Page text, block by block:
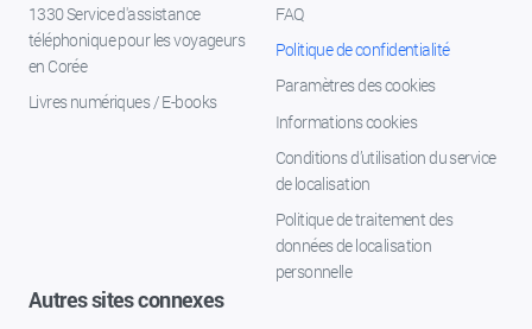
1330 Service d'assistance
téléphonique pour les voyageurs
en Corée
Livres numériques / E-books
FAQ
Politique de confidentialité
Paramètres des cookies
Informations cookies
Conditions d’utilisation du service
de localisation
Politique de traitement des
données de localisation
personnelle
Autres sites connexes